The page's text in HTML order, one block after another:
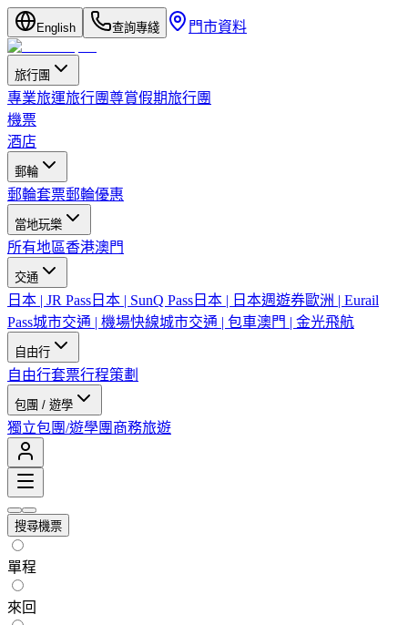
English 查詢專綫 門市資料
旅行團
專業旅運旅行團尊賞假期旅行團
機票
酒店
郵輪
郵輪套票郵輪優惠
當地玩樂
所有地區香港澳門
交通
日本 | JR Pass 日本 | SunQ Pass 日本 | 日本週遊券歐洲 | Eurail
Pass城市交通 | 機場快線城市交通 | 包車澳門 | 金光飛航
自由行
自由行套票行程策劃
包團 / 遊學
獨立包團/遊學團 商務旅遊
搜尋機票
單程
來回